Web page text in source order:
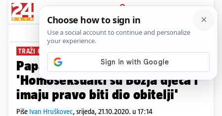
PRIJAVA
News Komentari
TRAŽI GRAĐANSKE ZAJEDNICE
Papa za istospolne zajednice:
'Homoseksualci su Božja djeca i
imaju pravo biti dio obitelji'
Piše Ivan Hruškovec, srijeda, 21.10.2020. u 17:14